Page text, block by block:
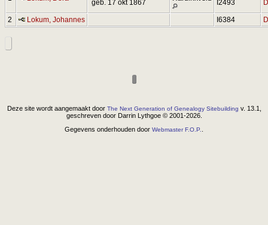
geb. 17 okt 1867 I2493
2 Lokum, Johannes I6384
Deze site wordt aangemaakt door The Next Generation of Genealogy Sitebuilding v. 13.1,
geschreven door Darrin Lythgoe © 2001-2026.
Gegevens onderhouden door Webmaster F.O.P.